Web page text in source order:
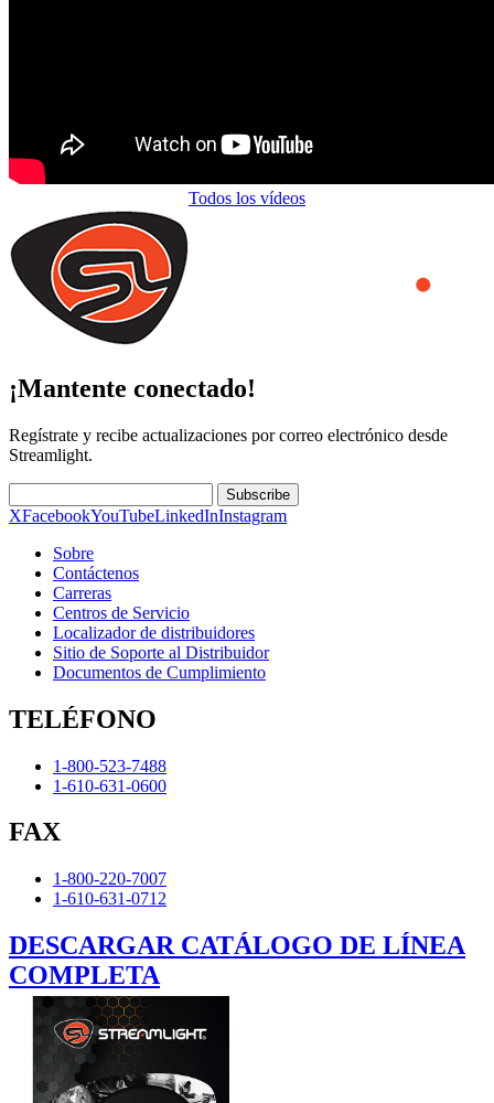
Todos los vídeos
¡Mantente conectado!
Regístrate y recibe actualizaciones por correo electrónico desde
Streamlight.
Subscribe
XFacebookYouTubeLinkedInInstagram
Sobre
Contáctenos
Carreras
Centros de Servicio
Localizador de distribuidores
Sitio de Soporte al Distribuidor
Documentos de Cumplimiento
TELÉFONO
1-800-523-7488
1-610-631-0600
FAX
1-800-220-7007
1-610-631-0712
DESCARGAR CATÁLOGO DE LÍNEA
COMPLETA